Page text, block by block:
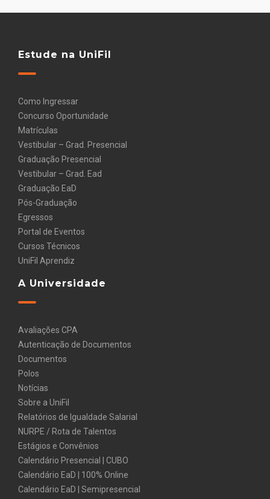
Estude na UniFil
Como Ingressar
Concurso Oportunidade
Matrículas
Vestibular – Grad. Presencial
Graduação Presencial
Vestibular – Grad. Ead
Graduação EaD
Pós-Graduação
Egressos
Portal de Eventos
Cursos Técnicos
UniFil Aprendiz
A Universidade
Avaliações CPA
Autenticação de Documentos
Documentos
Polos
Notícias
Sobre a UniFil
Relatórios de Igualdade Salarial
NURPE / Rota de Talentos
Estágios e Convênios
Calendário Presencial | CUBO
Calendário EaD | 100% Online
Calendário EaD | Semipresencial